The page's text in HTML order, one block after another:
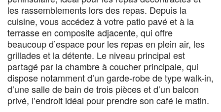
les rassemblements lors des repas. Depuis la
cuisine, vous accédez à votre patio pavé et à la
terrasse en composite adjacente, qui offre
beaucoup d’espace pour les repas en plein air, les
grillades et la détente. Le niveau principal est
partagé par la chambre à coucher principale, qui
dispose notamment d’un garde-robe de type walk-in,
d’une salle de bain de trois pièces et d’un balcon
privé, l’endroit idéal pour prendre son café le matin.